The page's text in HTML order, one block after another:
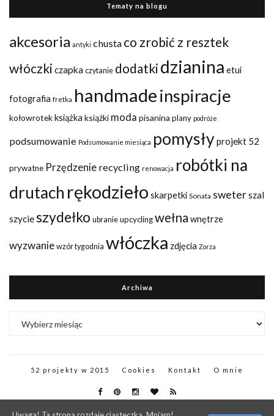
Tematy na blogu
akcesoria antyki chusta co zrobić z resztek
włóczki czapka czytanie dodatki dzianina etui
fotografia fretka handmadeinspiracje
kołowrotekksiążka książki moda pisanina plany podróże
podsumowanie Podsumowanie miesiąca pomysłyprojekt 52
prywatne Przędzenie recycling renowacja robótki na
drutach rękodzieło skarpetki Sonata sweterszal
szycieszydełko ubranie upcyclingwełna wnętrze
wyzwanie wzór tygodnia włóczka zdjęcia Zorza
Archiwa
52 projekty w 2015 Cookies Kontakt O mnie